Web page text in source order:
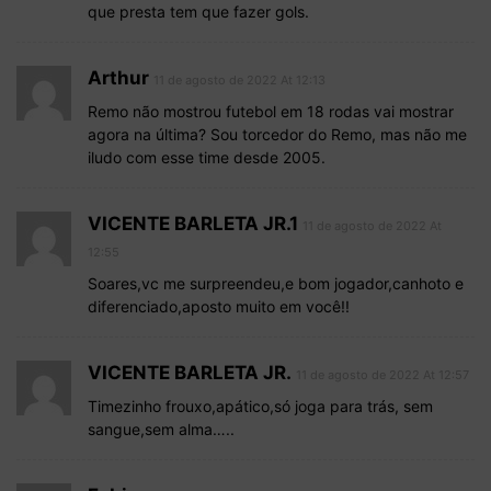
que presta tem que fazer gols.
Arthur
Remo não mostrou futebol em 18 rodas vai mostrar
agora na última? Sou torcedor do Remo, mas não me
iludo com esse time desde 2005.
VICENTE BARLETA JR.1
Soares,vc me surpreendeu,e bom jogador,canhoto e
diferenciado,aposto muito em você!!
VICENTE BARLETA JR.
Timezinho frouxo,apático,só joga para trás, sem
sangue,sem alma…..